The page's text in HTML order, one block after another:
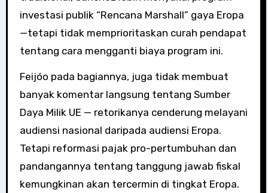
investasi publik “Rencana Marshall” gaya Eropa
—tetapi tidak memprioritaskan curah pendapat
tentang cara mengganti biaya program ini.
Feijóo pada bagiannya, juga tidak membuat
banyak komentar langsung tentang Sumber
Daya Milik UE — retorikanya cenderung melayani
audiensi nasional daripada audiensi Eropa.
Tetapi reformasi pajak pro-pertumbuhan dan
pandangannya tentang tanggung jawab fiskal
kemungkinan akan tercermin di tingkat Eropa.